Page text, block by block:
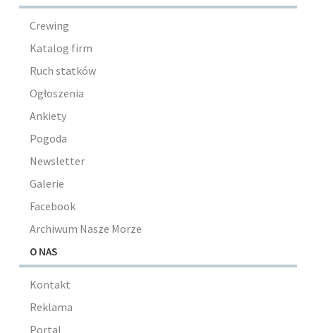
Crewing
Katalog firm
Ruch statków
Ogłoszenia
Ankiety
Pogoda
Newsletter
Galerie
Facebook
Archiwum Nasze Morze
O NAS
Kontakt
Reklama
Portal